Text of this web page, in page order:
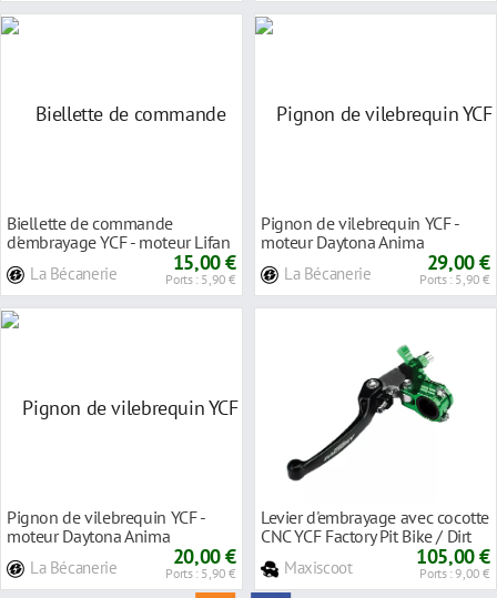
Biellette de commande
d'embrayage YCF - moteur Lifan
La Bécanerie 15,00 €
Ports : 5,90 €
Pignon de vilebrequin YCF -
moteur Daytona Anima
La Bécanerie 29,00 €
Ports : 5,90 €
Pignon de vilebrequin YCF -
moteur Daytona Anima
La Bécanerie 20,00 €
Ports : 5,90 €
Levier d'embrayage avec cocotte
CNC YCF Factory Pit Bike / Dirt
Maxiscoot 105,00 €
Ports : 9,00 €